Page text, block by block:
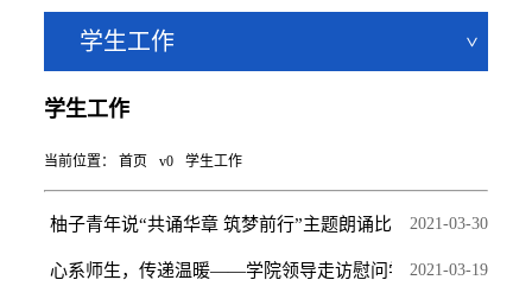
学生工作
当前位置： 首页 v0 学生工作
学生工作
柚子青年说“共诵华章 筑梦前行”主题朗诵比赛圆满结...
2021-03-30
心系师生，传递温暖——学院领导走访慰问学生和辅导员
2021-03-19